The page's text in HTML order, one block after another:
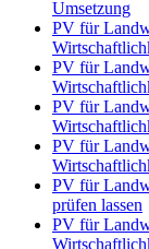
Umsetzung
PV für
PV für
PV für
PV für
PV für
prüfen lassen
PV für